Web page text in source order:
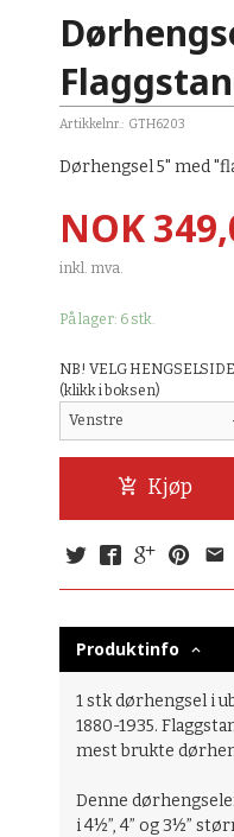
Artikkelnr.: GTH6203
Dørhengsel 5" med
Pris
NOK
inkl. mva.
På lager: 6 stk.
NB! VELG HENGSELSIDE
(klikk i boksen)
Kjøp
Produktinfo
1 stk dørhengsel i
1880-1935.
mest brukte
Denne
i 4½”, 4” og 3½”